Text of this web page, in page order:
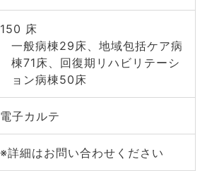
150 床
一般病棟29床、地域包括ケア病
棟71床、回復期リハビリテーシ
ョン病棟50床
電子カルテ
※詳細はお問い合わせください